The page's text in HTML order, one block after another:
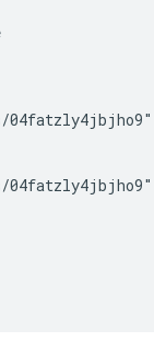
04fatzly4jbjho9"
04fatzly4jbjho9"